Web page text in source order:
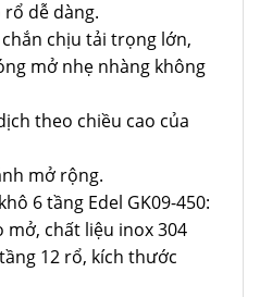
dễ dàng.
chịu tải trọng lớn,
mở nhẹ nhàng không
theo chiều cao của
mở rộng.
6 tầng Edel GK09-450:
mở, chất liệu inox 304
12 rổ, kích thước